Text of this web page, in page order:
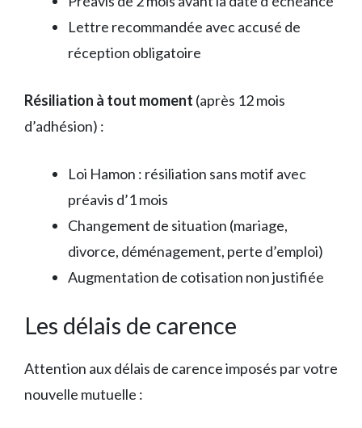
Lettre recommandée avec accusé de
réception obligatoire
Résiliation à tout moment (après 12 mois
d’adhésion) :
Loi Hamon : résiliation sans motif avec
préavis d’1 mois
Changement de situation (mariage,
divorce, déménagement, perte d’emploi)
Augmentation de cotisation non justifiée
Les délais de carence
Attention aux délais de carence imposés par votre
nouvelle mutuelle :